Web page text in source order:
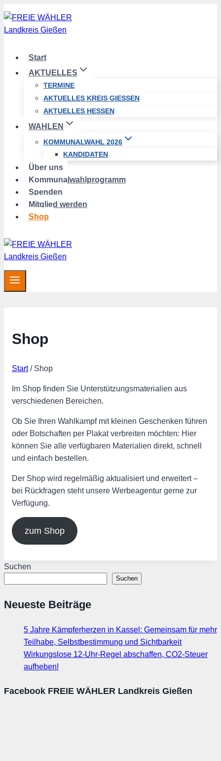
Zum
Inhalt
springen
Start
AKTUELLES
TERMINE
AKTUELLES KREIS GIESSEN
AKTUELLES HESSEN
WAHLEN
KOMMUNALWAHL 2026
KANDIDATEN
Über uns
Kommunalwahlprogramm
Spenden
Mitglied werden
Shop
Shop
Start / Shop
Im Shop finden Sie Unterstützungsmaterialien aus
verschiedenen Bereichen.
Ob Sie Ihren Wahlkampf mit kleinen Geschenken führen
oder Botschaften per Plakat verbreiten möchten: Hier
können Sie alle verfügbaren Materialien direkt, schnell
und einfach bestellen.
Der Shop wird regelmäßig aktualisiert und erweitert –
bei Rückfragen steht unsere Werbeagentur gerne zur
Verfügung.
zum Shop
Suchen
Suchen
Neueste Beiträge
5 Jahre Kämpferherzen in Kassel: Gemeinsam für mehr
Teilhabe, Selbstbestimmung und Sichtbarkeit
Wirkungslose 12-Uhr-Regel abschaffen, CO2-Steuer
aufheben!
Facebook FREIE WÄHLER Landkreis Gießen